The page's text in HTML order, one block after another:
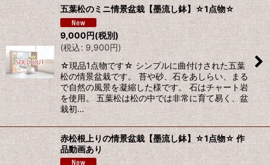
五葉松のミニ情景盆栽【墨流し鉢】☆1点物☆
9,000円(税別)
(税込: 9,900円)
☆現品1点物です☆ シンプルに曲付けされた五葉
松の情景盆栽です。 苔や砂、石をあしらい、まる
で自然の風景を凝縮した様です。 石はチャート岩
を使用。 五葉松は松の中では非常に育て易く、盆
栽初…
赤松根上りの情景盆栽【墨流し鉢】☆1点物☆ 作
品動画あり